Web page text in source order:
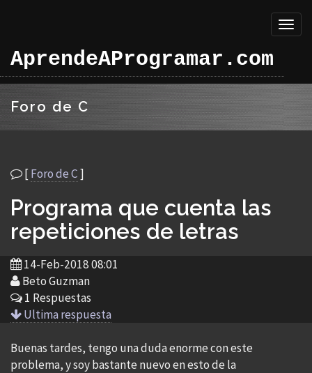
AprendeAProgramar.com
Foro de C
[Foro de C]
Programa que cuenta las
repeticiones de letras
14-Feb-2018 08:01
Beto Guzman
1 Respuestas
Ultima respuesta
Buenas tardes, tengo una duda enorme con este
problema, y soy bastante nuevo en esto de la